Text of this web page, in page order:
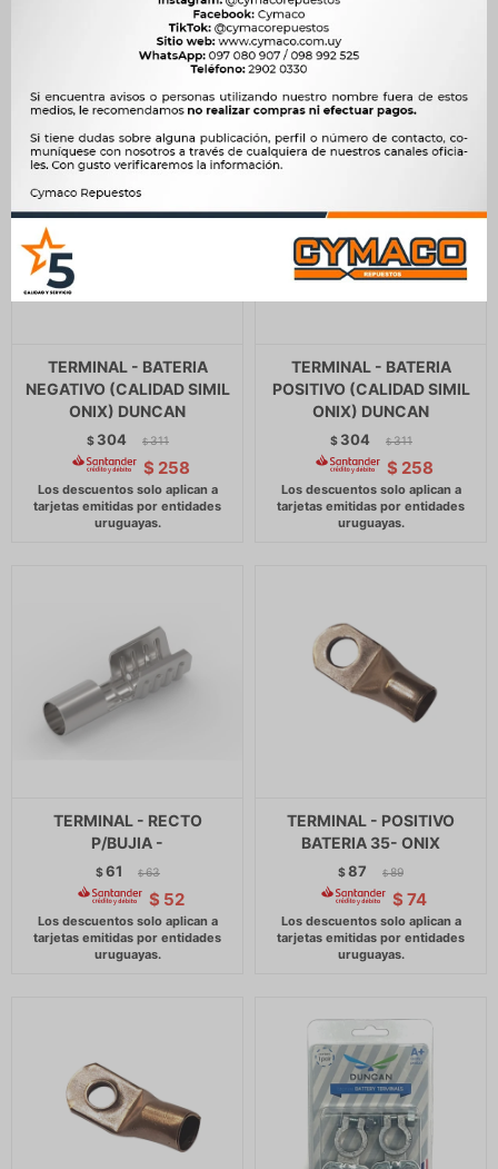
TERMINAL - BATERIA
NEGATIVO (CALIDAD SIMIL
ONIX) DUNCAN
$ 304 $ 311
$ 258
TERMINAL - BATERIA
POSITIVO (CALIDAD SIMIL
ONIX) DUNCAN
$ 304 $ 311
$ 258
TERMINAL - RECTO
P/BUJIA -
$61 $ 63
$ 52
TERMINAL - POSITIVO
BATERIA 35- ONIX
$87 $ 89
$ 74